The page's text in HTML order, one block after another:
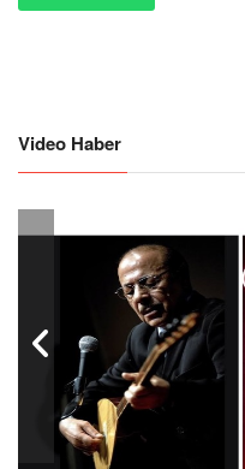
Video Haber